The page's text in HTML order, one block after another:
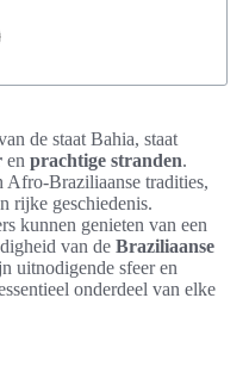
de staat Bahia, staat
en prachtige stranden.
Afro-Braziliaanse tradities,
rijke geschiedenis.
kunnen genieten van een
van de Braziliaanse
uitnodigende sfeer en
onderdeel van elke